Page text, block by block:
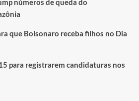
números de queda do
que Bolsonaro receba filhos no Dia
para registrarem candidaturas nos